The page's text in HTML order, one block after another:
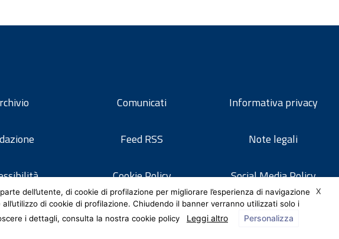
Comunicati
Feed RSS
Cookie Policy
Informativa privacy
Note legali
Social Media Policy
X
dell’utente, di cookie di profilazione per migliorare l’esperienza di navigazione
di cookie di profilazione. Chiudendo il banner verranno utilizzati solo i
i dettagli, consulta la nostra cookie policy
Leggi altro Personalizza